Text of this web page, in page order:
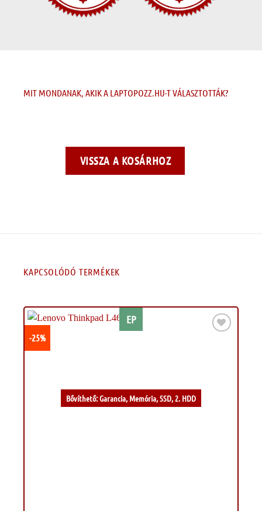
MIT MONDANAK, AKIK A LAPTOPOZZ.HU-T VÁLASZTOTTÁK?
VISSZA A KOSÁRHOZ
KAPCSOLÓDÓ TERMÉKEK
EP
Bővíthető: Garancia, Memória, SSD, 2. HDD
-25%